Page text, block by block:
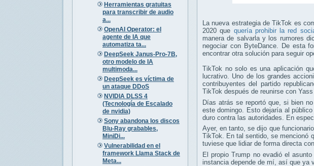
Herramientas gratuitas
para transcribir de audio
a...
OpenAI Operator: el
agente de IA que
automatiza ta...
DeepSeek Janus-Pro-7B,
otro modelo de IA
multimoda...
DeepSeek es víctima de
un ataque DDoS
NVIDIA DLSS 4
(Tecnología de Escalado
de nvidia)
Sony abandona los discos
Blu-Ray grabables,
MiniDi...
Vulnerabilidad en el
framework Llama Stack de
Meta...
La nueva estrategia de TikTok es
2020 que quería prohibir la red
manera de salvarla y los rumores
negociar con ByteDance. De esta
encontrar otra solución para seguir
TikTok no solo es una aplicación
lucrativo. Uno de los grandes
contribuyentes del partido
TikTok después de reunirse con
Días atrás se reportó que, si bien
este domingo. Esto dejaría al
duro contra las autoridades. En
Ayer, en tanto, se dijo que
TikTok. En tal sentido, se mencionó
tuviese que lidiar de forma directa
El propio Trump no evadió el
instancia depende de mí, así que ya